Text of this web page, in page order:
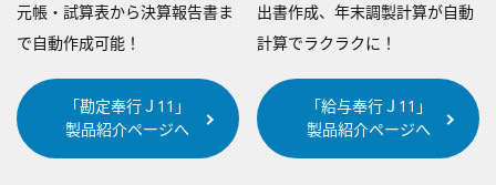
元帳・試算表から決算報告書ま
で自動作成可能！
「勘定奉行Ｊ11」
製品紹介ページへ
出書作成、年末調製計算が自動
計算でラクラクに！
「給与奉行Ｊ11」
製品紹介ページへ